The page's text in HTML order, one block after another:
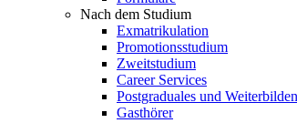
Nach dem Studium
Exmatrikulation
Promotionsstudium
Zweitstudium
Career Services
Postgraduales und
Gasthörer